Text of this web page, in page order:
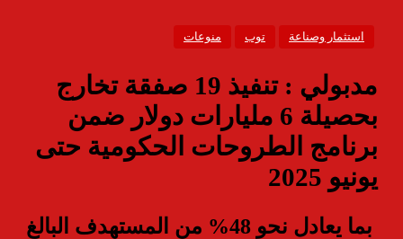
استثمار وصناعة توب منوعات
مدبولي : تنفيذ 19 صفقة تخارج
بحصيلة 6 مليارات دولار ضمن
برنامج الطروحات الحكومية حتى
يونيو 2025
بما يعادل نحو 48% من المستهدف البالغ